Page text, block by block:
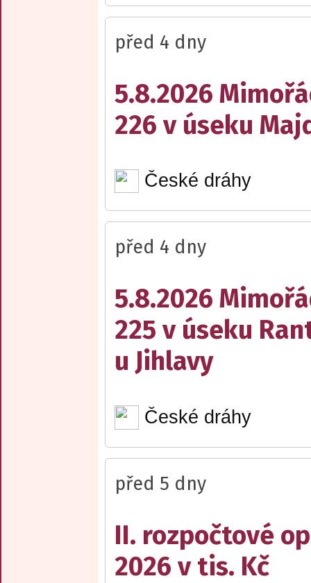
před 4 dny
5.8.2026
226 v úseku
České dráhy
před 4 dny
5.8.2026
225 v úseku
u Jihlavy
České dráhy
před 5 dny
II. rozpočtové
2026 v tis. Kč